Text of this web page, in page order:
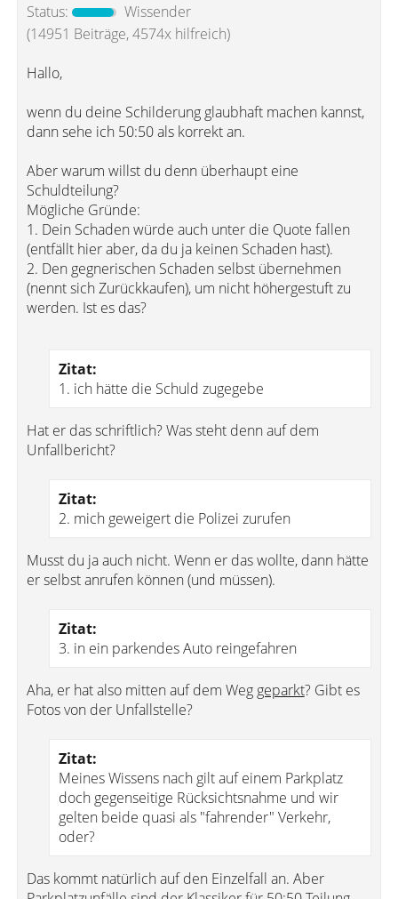
Status:
Wissender
(14951 Beiträge, 4574x hilfreich)
Hallo,
wenn du deine Schilderung glaubhaft machen kannst,
dann sehe ich 50:50 als korrekt an.
Aber warum willst du denn überhaupt eine
Schuldteilung?
Mögliche Gründe:
1. Dein Schaden würde auch unter die Quote fallen
(entfällt hier aber, da du ja keinen Schaden hast).
2. Den gegnerischen Schaden selbst übernehmen
(nennt sich Zurückkaufen), um nicht höhergestuft zu
werden. Ist es das?
Zitat:
1. ich hätte die Schuld zugegebe
Hat er das schriftlich? Was steht denn auf dem
Unfallbericht?
Zitat:
2. mich geweigert die Polizei zurufen
Musst du ja auch nicht. Wenn er das wollte, dann hätte
er selbst anrufen können (und müssen).
Zitat:
3. in ein parkendes Auto reingefahren
Aha, er hat also mitten auf dem Weg geparkt? Gibt es
Fotos von der Unfallstelle?
Zitat:
Meines Wissens nach gilt auf einem Parkplatz
doch gegenseitige Rücksichtsnahme und wir
gelten beide quasi als "fahrender" Verkehr,
oder?
Das kommt natürlich auf den Einzelfall an. Aber